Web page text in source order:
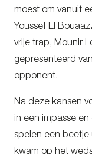
moest om vanuit
Youssef El
vrije trap, Mounir
gepresenteerd
opponent.
Na deze kansen
in een impasse
spelen een beetje